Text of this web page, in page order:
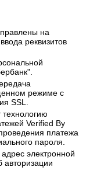
на
реквизитов
режиме с
SSL.
Verified By
платежа
пароля.
электронной
авторизации